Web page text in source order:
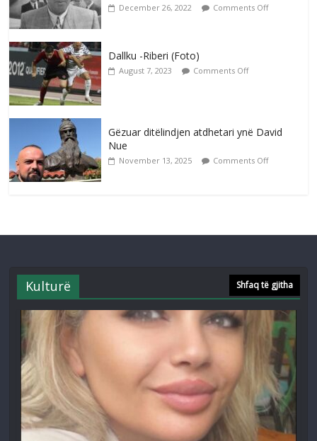
December 26, 2022 Comments Off
Dallku -Riberi (Foto)
August 7, 2023 Comments Off
Gëzuar ditëlindjen atdhetari ynë David
Nue
November 13, 2025 Comments Off
Kulturë Shfaq të gjitha